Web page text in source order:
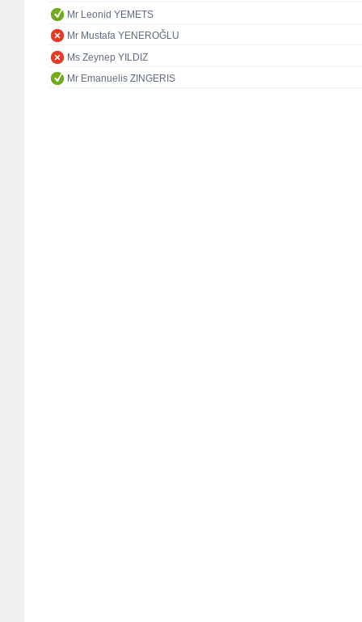
Mr Leonid YEMETS
Mr Mustafa YENEROĞLU
Ms Zeynep YILDIZ
Mr Emanuelis ZINGERIS